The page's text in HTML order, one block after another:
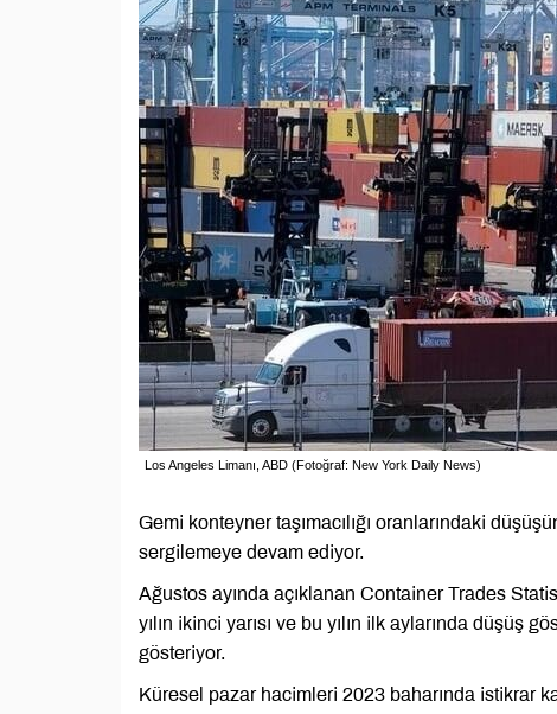
Los Angeles Limanı, ABD (Fotoğraf: New York Daily News)
Gemi konteyner taşımacılığı oranlarındaki
sergilemeye devam ediyor.
Ağustos ayında açıklanan Container Trades
yılın ikinci yarısı ve bu yılın ilk aylarında düşüş
gösteriyor.
Küresel pazar hacimleri 2023 baharında istikrar